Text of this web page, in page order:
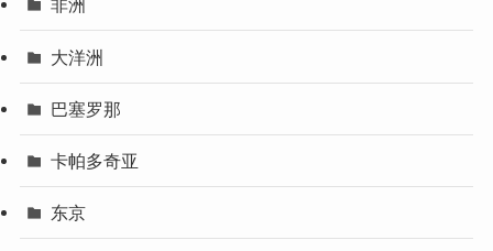
非洲
大洋洲
巴塞罗那
卡帕多奇亚
东京